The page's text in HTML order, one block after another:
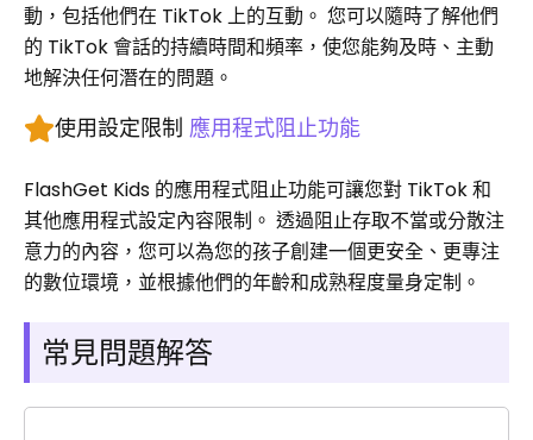
動，包括他們在 TikTok 上的互動。 您可以隨時了解他們
的 TikTok 會話的持續時間和頻率，使您能夠及時、主動
地解決任何潛在的問題。
使用設定限制 應用程式阻止功能
FlashGet Kids 的應用程式阻止功能可讓您對 TikTok 和
其他應用程式設定內容限制。 透過阻止存取不當或分散注
意力的內容，您可以為您的孩子創建一個更安全、更專注
的數位環境，並根據他們的年齡和成熟程度量身定制。
常見問題解答